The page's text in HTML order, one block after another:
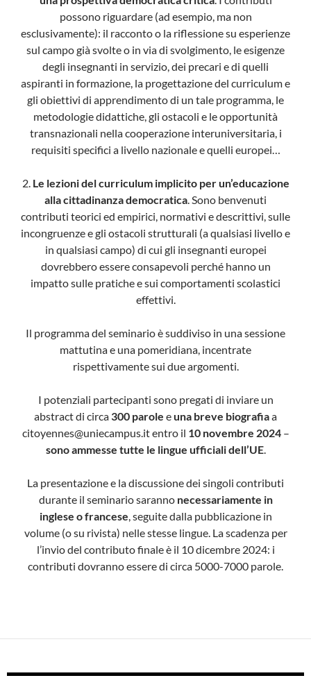
possono riguardare (ad esempio, ma non
esclusivamente): il racconto o la riflessione su esperienze
sul campo già svolte o in via di svolgimento, le esigenze
degli insegnanti in servizio, dei precari e di quelli
aspiranti in formazione, la progettazione del curriculum e
gli obiettivi di apprendimento di un tale programma, le
metodologie didattiche, gli ostacoli e le opportunità
transnazionali nella cooperazione interuniversitaria, i
requisiti specifici a livello nazionale e quelli europei…
2. Le lezioni del curriculum implicito per un’educazione
alla cittadinanza democratica. Sono benvenuti
contributi teorici ed empirici, normativi e descrittivi, sulle
incongruenze e gli ostacoli strutturali (a qualsiasi livello e
in qualsiasi campo) di cui gli insegnanti europei
dovrebbero essere consapevoli perché hanno un
impatto sulle pratiche e sui comportamenti scolastici
effettivi.
Il programma del seminario è suddiviso in una sessione
mattutina e una pomeridiana, incentrate
rispettivamente sui due argomenti.
I potenziali partecipanti sono pregati di inviare un
abstract di circa 300 parole euna breve biografiaa
citoyennes@uniecampus.it entro il 10 novembre 2024–
sono ammesse tutte le lingue ufficiali dell’UE.
La presentazione e la discussione dei singoli contributi
durante il seminario saranno necessariamente in
inglese o francese, seguite dalla pubblicazione in
volume (o su rivista) nelle stesse lingue. La scadenza per
l’invio del contributo finale è il 10 dicembre 2024: i
contributi dovranno essere di circa 5000-7000 parole.